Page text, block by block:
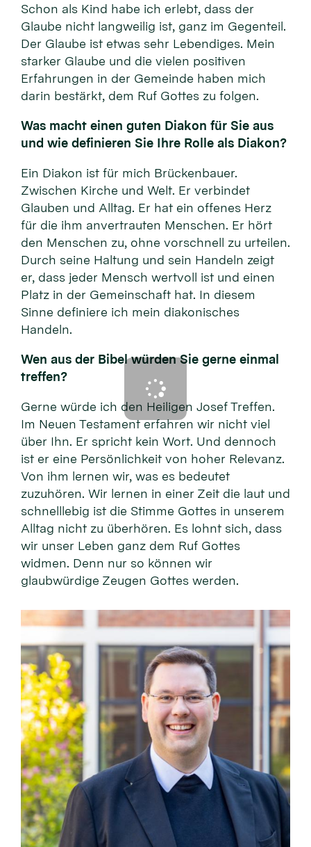
Schon als Kind habe ich erlebt, dass der
Glaube nicht langweilig ist, ganz im Gegenteil.
Der Glaube ist etwas sehr Lebendiges. Mein
starker Glaube und die vielen positiven
Erfahrungen in der Gemeinde haben mich
darin bestärkt, dem Ruf Gottes zu folgen.
Was macht einen guten Diakon für Sie aus
und wie definieren Sie Ihre Rolle als Diakon?
Ein Diakon ist für mich Brückenbauer.
Zwischen Kirche und Welt. Er verbindet
Glauben und Alltag. Er hat ein offenes Herz
für die ihm anvertrauten Menschen. Er hört
den Menschen zu, ohne vorschnell zu urteilen.
Durch seine Haltung und sein Handeln zeigt
er, dass jeder Mensch wertvoll ist und einen
Platz in der Gemeinschaft hat. In diesem
Sinne definiere ich mein diakonisches
Handeln.
Wen aus der Bibel würden Sie gerne einmal
treffen?
Gerne würde ich den Heiligen Josef Treffen.
Im Neuen Testament erfahren wir nicht viel
über Ihn. Er spricht kein Wort. Und dennoch
ist er eine Persönlichkeit von hoher Relevanz.
Von ihm lernen wir, was es bedeutet
zuzuhören. Wir lernen in einer Zeit die laut und
schnelllebig ist die Stimme Gottes in unserem
Alltag nicht zu überhören. Es lohnt sich, dass
wir unser Leben ganz dem Ruf Gottes
widmen. Denn nur so können wir
glaubwürdige Zeugen Gottes werden.